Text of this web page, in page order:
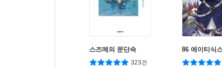
스즈메의 문단속
323건
86 에이티식